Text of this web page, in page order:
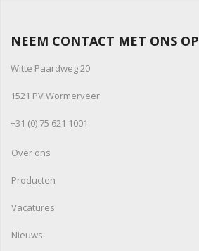
NEEM CONTACT MET ONS OP
Witte Paardweg 20
1521 PV Wormerveer
+31 (0) 75 621 1001
Over ons
Producten
Vacatures
Nieuws